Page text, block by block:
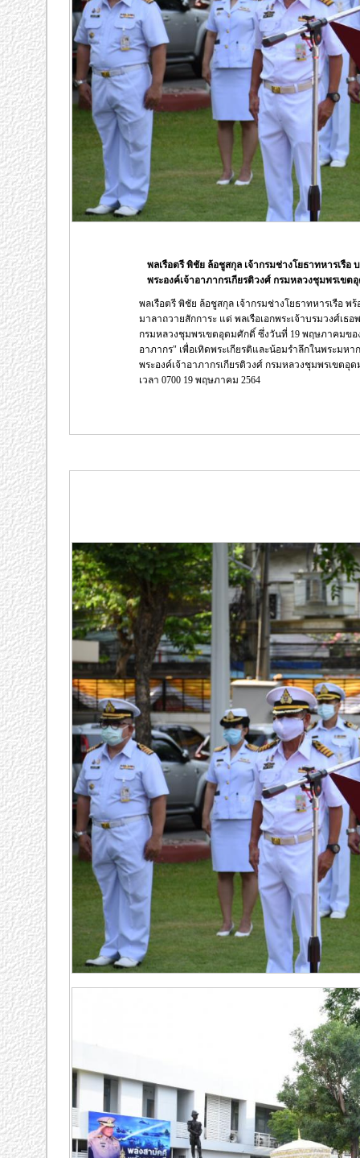
พลเรือตรี พิชัย ล้อชูสกุล เจ้ากรมช่างโยธาทหารเรือ
พระองค์เจ้าอาภากรเกียรติวงศ์ กรมหลวงชุมพรเขต
พลเรือตรี พิชัย ล้อชูสกุล เจ้ากรมช่างโยธาทหารเรือ
มาลาถวายสักการะ แด่ พลเรือเอกพระเจ้าบรมวงศ์เธอ
กรมหลวงชุมพรเขตอุดมศักดิ์ ซึ่งวันที่ 19 พฤษภาคมข
อาภากร" เพื่อเทิดพระเกียรติและน้อมรำลึกในพระมห
พระองค์เจ้าอาภากรเกียรติวงศ์ กรมหลวงชุมพรเขต
เวลา 0700 19 พฤษภาคม 2564